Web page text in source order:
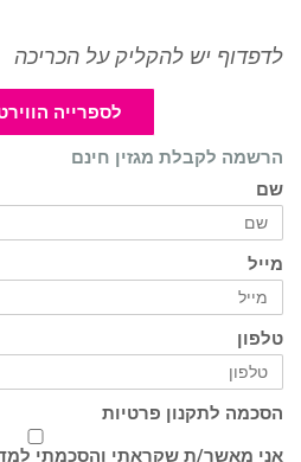
לדפדוף יש להקליק על הכריכה
לספרייה
הרשמה לקבלת מגזין חינם
שם
מייל
טלפון
הסכמה לתקנון פרטיות
אני מאשר/ת שקראתי והסכמתי ל